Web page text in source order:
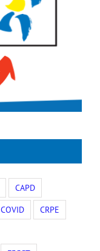
CAPD
COVID
CRPE